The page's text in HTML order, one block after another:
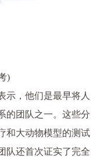
)
示，他们是最早将人
的团队之一。 这些分
和大动物模型的测试
队还首次证实了完全